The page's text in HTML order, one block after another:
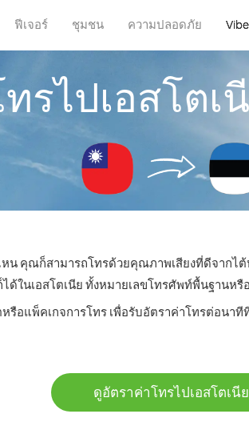
ฟีเจอร์ ชุมชน ความปลอดภัย
รไปเอสโตเ
น คุณก็สามารถโทรด้วยคุณภาพเสียงที่ดีจากไต้
ด้ในเอสโตเนีย ทั้งหมายเลขโทรศัพท์พื้นฐานห
รือแพ็คเกจการโทร เพื่อรับอัตราค่าโทรต่อนา
ดูอัตราค่าโทรไปเอสโตเนีย